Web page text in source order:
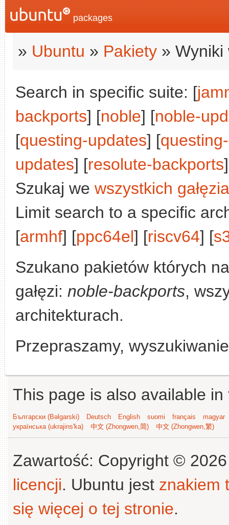
packages
» Ubuntu » Pakiety » Wyniki
Search in specific suite: [
backports] [noble] [noble-
[questing-updates] [
updates] [resolute-backports
Szukaj we wszystkich
Limit search to a specific
[armhf] [ppc64el] [riscv64] [
Szukano pakietów których
gałęzi: noble-backports,
architekturach.
Przepraszamy,
This page is also available
Български (Bəlgarski) Deutsch English suomi français
magyar
українська (ukrajins'ka)
中文 (Zhongwen,简) 中文 (Zhongwen,繁)
Zawartość: Copyright ©
licencji. Ubuntu jest znakiem
się więcej o tej stronie.